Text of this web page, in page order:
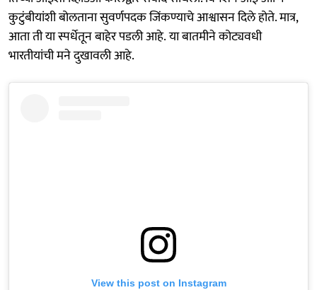
कुटुंबीयांशी बोलताना सुवर्णपदक जिंकण्याचे आश्वासन दिले होते. मात्र,
आता ती या स्पर्धेतून बाहेर पडली आहे. या बातमीने कोट्यवधी
भारतीयांची मने दुखावली आहे.
View this post on Instagram